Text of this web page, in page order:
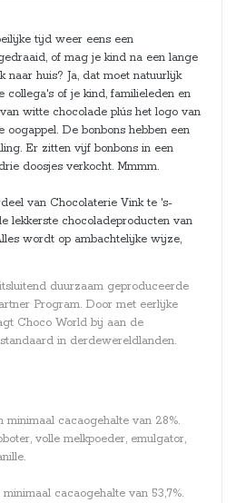
tijd weer eens een
of mag je kind na een lange
naar huis? Ja, dat moet natuurlijk
collega's of je kind, familieleden en
witte chocolade plús het logo van
De bonbons hebben een
Er zitten vijf bonbons in een
doosjes verkocht. Mmmm.
van Chocolaterie Vink te 's-
lekkerste chocoladeproducten van
wordt op ambachtelijke wijze,
duurzaam geproduceerde
Program. Door met eerlijke
Choco World bij aan de
in derdewereldlanden.
cacaogehalte van 28%.
volle melkpoeder, emulgator,
cacaogehalte van 53,7%.